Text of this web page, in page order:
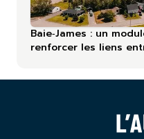
Baie‑James : un
renforcer les liens